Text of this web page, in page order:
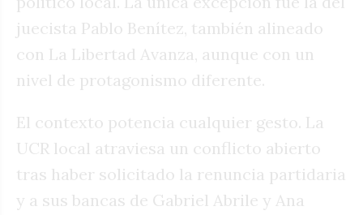
juecista Pablo Benítez, también alineado
con La Libertad Avanza, aunque con un
nivel de protagonismo diferente.
El contexto potencia cualquier gesto. La
UCR local atraviesa un conflicto abierto
tras haber solicitado la renuncia partidaria
y a sus bancas de Gabriel Abrile y Ana